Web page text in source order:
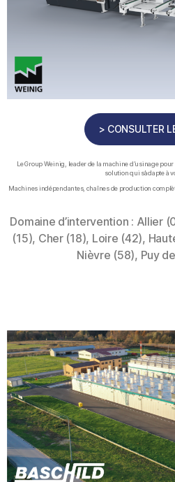
> CONSULTER
Le Group Weinig, leader de la machine d’usinage
solution qui s’adapte à
Machines indépendantes, chaînes de production
Domaine d’intervention : Allier
(15), Cher (18), Loire (42),
Nièvre (58), Puy